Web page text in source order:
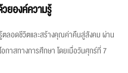
ยองค์ความรู้
ตลอดชีวิตและสร้างคุณค่าคืนสู่สังคม ผ่าน
กาสทางการศึกษา โดยเมื่อวันศุกร์ที่ 7